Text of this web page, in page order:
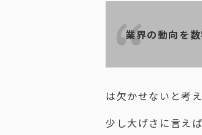
業界の動向を
は欠かせないと考え
少し大げさに言えば